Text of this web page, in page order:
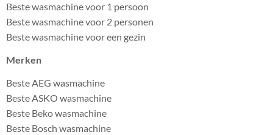
Beste wasmachine voor 1 persoon
Beste wasmachine voor 2 personen
Beste wasmachine voor een gezin
Merken
Beste AEG wasmachine
Beste ASKO wasmachine
Beste Beko wasmachine
Beste Bosch wasmachine